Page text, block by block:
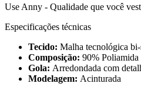
Use Anny - Qualidade que você
Especificações técnicas
Tecido: Malha tecnológica bi-
Composição: 90% Poliamida
Gola: Arredondada com
Modelagem: Acinturada